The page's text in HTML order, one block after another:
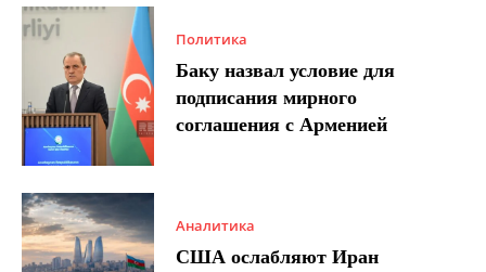
Политика
Баку назвал условие для
подписания мирного
соглашения с Арменией
Аналитика
США ослабляют Иран